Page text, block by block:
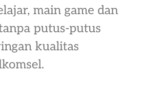
main game dan
putus-putus
kualitas